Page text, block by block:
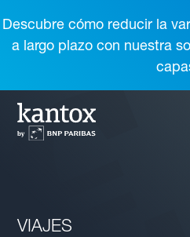
Descubre cómo reducir la
a largo plazo con nuestra
VIAJES